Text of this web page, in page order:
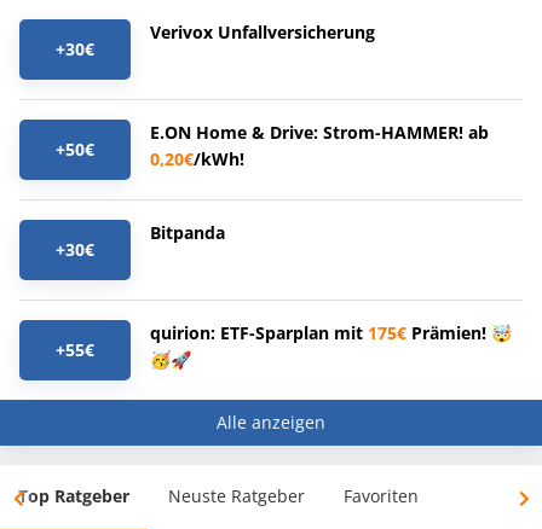
+30€
Verivox Unfallversicherung
+50€
E.ON Home & Drive: Strom-HAMMER! ab
0,20€/kWh!
+30€
Bitpanda
+55€
quirion: ETF-Sparplan mit 175€ Prämien! 🤯
🥳🚀
Alle anzeigen
Top Ratgeber Neuste Ratgeber Favoriten